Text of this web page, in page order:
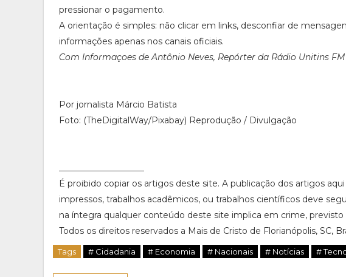
pressionar o pagamento.
A orientação é simples: não clicar em links, desconfiar de
informações apenas nos canais oficiais.
Com Informaçoes de Antônio Neves, Repórter da Rádio Unitins FM
Por jornalista Márcio Batista
Foto: (TheDigitalWay/Pixabay) Reprodução / Divulgação
É proibido copiar os artigos deste site. A publicação dos artigos
impressos, trabalhos acadêmicos, ou trabalhos científicos deve
na íntegra qualquer conteúdo deste site implica em crime,
Todos os direitos reservados a Mais de Cristo de Florianópolis, SC,
Tags # Cidadania # Economia # Nacionais # Notícias #